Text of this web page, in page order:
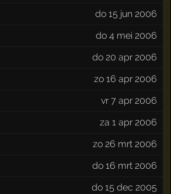
do 15 jun 2006
do 4 mei 2006
do 20 apr 2006
zo 16 apr 2006
vr 7 apr 2006
za 1 apr 2006
zo 26 mrt 2006
do 16 mrt 2006
do 15 dec 2005